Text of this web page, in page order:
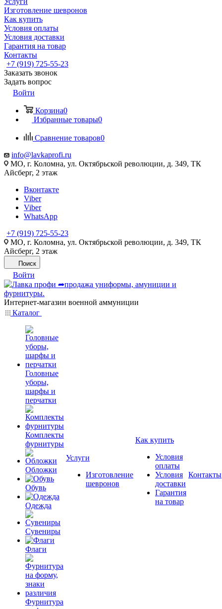
Изготовление шевронов
Как купить
Условия оплаты
Условия доставки
Гарантия на товар
Контакты
+7 (919) 725-55-23
Заказать звонок
Задать вопрос
Войти
Корзина0
Избранные товары0
Сравнение товаров0
info@lavkaprofi.ru
МО, г. Коломна, ул. Октябрьской революции, д. 349, ТК
Айсберг, 2 этаж
Вконтакте
Viber
Viber
WhatsApp
+7 (919) 725-55-23
МО, г. Коломна, ул. Октябрьской революции, д. 349, ТК
Айсберг, 2 этаж
Поиск
Войти
Интернет-магазин военной аммуниции
Каталог
Головные
уборы,
шарфы и
перчатки
Комплекты
фурнитуры
Обложки
Обувь
Одежда
Сувениры
Флаги
Фурнитура
Услуги
Изготовление
шевронов
Как купить
Условия
оплаты
Условия
доставки
Гарантия
на товар
Контакты